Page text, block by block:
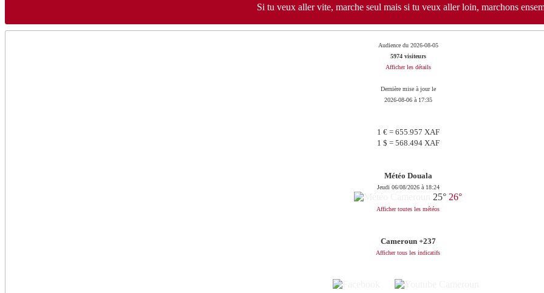
Si tu veux aller vite, marche seul mais si tu veux aller loin, marchons
Audience du 2026-08-05
5974 visiteurs
Afficher les détails
Dernière mise à jour le
2026-08-06 à 17:35
1 € = 655.957 XAF
1 $ = 568.494 XAF
Météo Douala
Jeudi 06/08/2026 à 18:24
25° 26°
Afficher toutes les météos
Cameroun +237
Afficher tous les indicatifs